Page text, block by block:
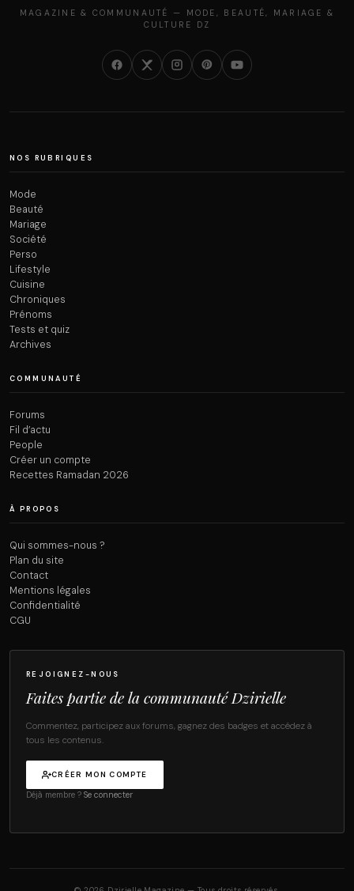
MAGAZINE & COMMUNAUTÉ — MODE, BEAUTÉ, MARIAGE &
CULTURE DZ
NOS RUBRIQUES
Mode
Beauté
Mariage
Société
Perso
Lifestyle
Cuisine
Chroniques
Prénoms
Tests et quiz
Archives
COMMUNAUTÉ
Forums
Fil d’actu
People
Créer un compte
Recettes Ramadan 2026
À PROPOS
Qui sommes-nous ?
Plan du site
Contact
Mentions légales
Confidentialité
CGU
REJOIGNEZ-NOUS
Faites partie de la communauté Dzirielle
Commentez, participez aux forums, gagnez des badges et accédez à
tous les contenus.
CRÉER MON COMPTE
Déjà membre ? Se connecter